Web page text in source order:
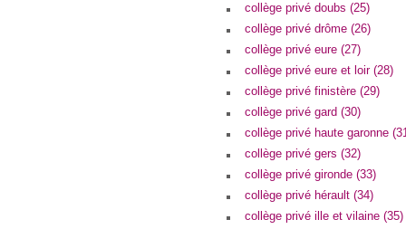
collège privé doubs (25)
collège privé drôme (26)
collège privé eure (27)
collège privé eure et loir (28)
collège privé finistère (29)
collège privé gard (30)
collège privé haute garonne
collège privé gers (32)
collège privé gironde (33)
collège privé hérault (34)
collège privé ille et vilaine (35)